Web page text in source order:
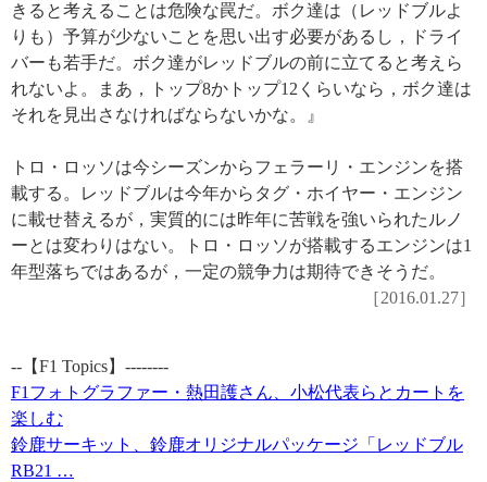
きると考えることは危険な罠だ。ボク達は（レッドブルよ
りも）予算が少ないことを思い出す必要があるし，ドライ
バーも若手だ。ボク達がレッドブルの前に立てると考えら
れないよ。まあ，トップ8かトップ12くらいなら，ボク達は
それを見出さなければならないかな。』
トロ・ロッソは今シーズンからフェラーリ・エンジンを搭
載する。レッドブルは今年からタグ・ホイヤー・エンジン
に載せ替えるが，実質的には昨年に苦戦を強いられたルノ
ーとは変わりはない。トロ・ロッソが搭載するエンジンは1
年型落ちではあるが，一定の競争力は期待できそうだ。
［2016.01.27］
--【F1 Topics】--------
F1フォトグラファー・熱田護さん、小松代表らとカートを
楽しむ
鈴鹿サーキット、鈴鹿オリジナルパッケージ「レッドブル
RB21 …